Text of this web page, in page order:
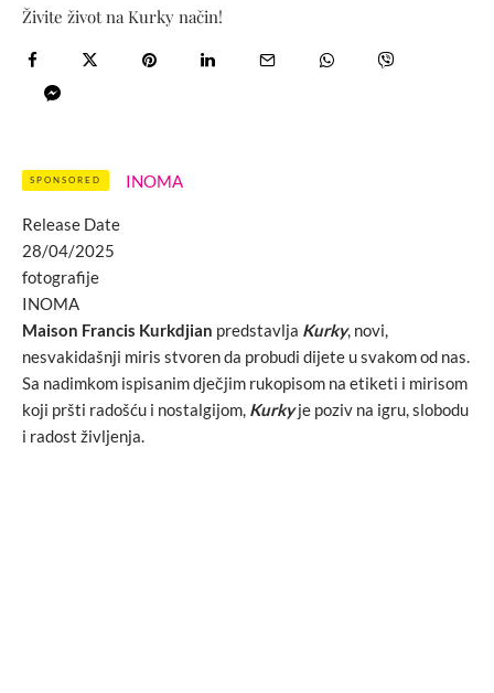
Živite život na Kurky način!
SPONSORED INOMA
Release Date
28/04/2025
fotografije
INOMA
Maison Francis Kurkdjian predstavlja Kurky, novi,
nesvakidašnji miris stvoren da probudi dijete u svakom od nas.
Sa nadimkom ispisanim dječjim rukopisom na etiketi i mirisom
koji pršti radošću i nostalgijom, Kurkyje poziv na igru, slobodu
i radost življenja.